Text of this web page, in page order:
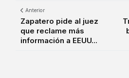
Anterior
Zapatero pide al juez
que reclame más
información a EEUU...